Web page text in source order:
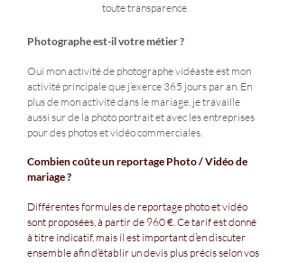
toute transparence
Photographe est-il votremétier ?
Oui mon activité de photographe vidéaste est mon
activité principale que j’exerce 365 jours par an. En
plus de mon activité dans le mariage, je travaille
aussi sur de la photo portrait et avec les entreprises
pour des photoset vidéo commerciales.
Combien coûte un reportage Photo / Vidéo de
mariage ?
Différentes formules de reportage photo et vidéo
sont proposées, à partir de 960 €. Ce tarif est donné
à titre indicatif, mais il est important d’en discuter
ensemble afin d’établir un devis plus précis selon vos